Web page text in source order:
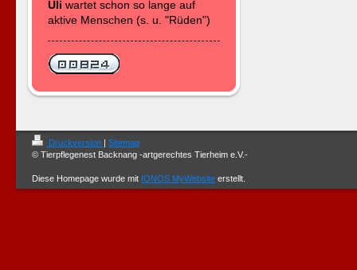
Uli wartet schon so lange auf
aktive Menschen (s. u. "Rüden")
Druckversion | Sitemap
© Tierpflegenest Backnang -artgerechtes Tierheim e.V.-
Diese Homepage wurde mit IONOS MyWebsite erstellt.